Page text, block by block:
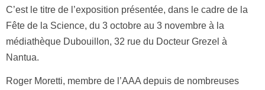
C’est le titre de l’exposition présentée, dans le cadre de la
Fête de la Science, du 3 octobre au 3 novembre à la
médiathèque Dubouillon, 32 rue du Docteur Grezel à
Nantua.
Roger Moretti, membre de l’AAA depuis de nombreuses